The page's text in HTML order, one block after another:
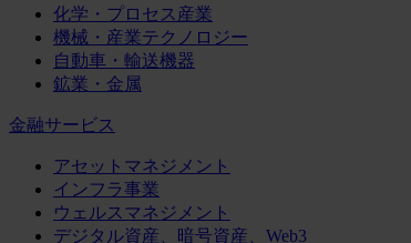
化学・プロセス産業
機械・産業テクノロジー
自動車・輸送機器
鉱業・金属
金融サービス
アセットマネジメント
インフラ事業
ウェルスマネジメント
デジタル資産、暗号資産、Web3